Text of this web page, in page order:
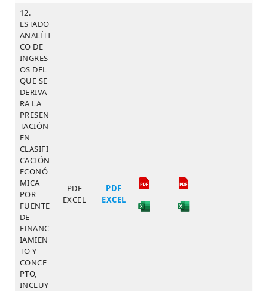
12.
ESTADO
ANALÍTI
CO DE
INGRES
OS DEL
QUE SE
DERIVA
RA LA
PRESEN
TACIÓN
EN
CLASIFI
CACIÓN
ECONÓ
MICA
POR
FUENTE
DE
FINANC
IAMIEN
TO Y
CONCE
PTO,
INCLUY
PDF
EXCEL
PDF
EXCEL